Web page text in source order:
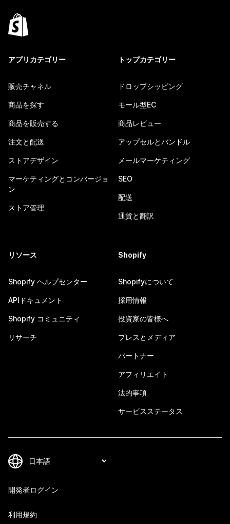
アプリカテゴリー
販売チャネル
商品を探す
商品を販売する
注文と配送
ストアデザイン
マーケティングとコンバージョ
ン
ストア管理
トップカテゴリー
ドロップシッピング
モール型EC
商品レビュー
アップセルとバンドル
メールマーケティング
SEO
配送
通貨と翻訳
リソース
Shopify ヘルプセンター
APIドキュメント
Shopify コミュニティ
リサーチ
Shopify
Shopifyについて
採用情報
投資家の皆様へ
プレスとメディア
パートナー
アフィリエイト
法的事項
サービスステータス
開発者ログイン
利用規約